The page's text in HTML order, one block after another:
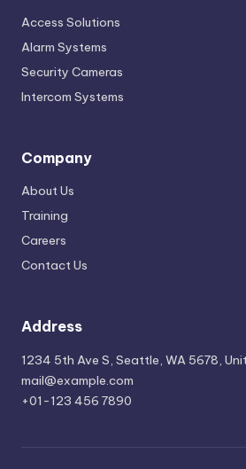
Access Solutions
Alarm Systems
Security Cameras
Intercom Systems
Company
About Us
Training
Careers
Contact Us
Address
1234 5th Ave S, Seattle, WA 5678,
mail@example.com
+01-123 456 7890